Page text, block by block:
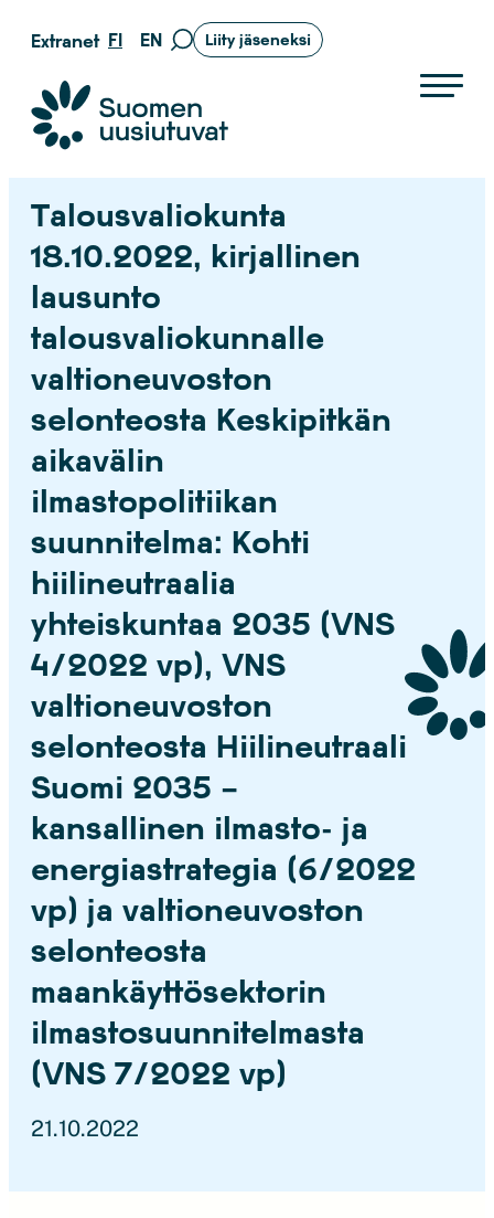
Siirry
sisältöön
Extranet FI EN
Siirry
Liity jäseneksi
Suomen uusiutuvat ry
Talousvaliokunta
18.10.2022, kirjallinen
lausunto
talousvaliokunnalle
valtioneuvoston
selonteosta Keskipitkän
aikavälin
ilmastopolitiikan
suunnitelma: Kohti
hiilineutraalia
yhteiskuntaa 2035 (VNS
4/2022 vp), VNS
valtioneuvoston
selonteosta Hiilineutraali
Suomi 2035 –
kansallinen ilmasto- ja
energiastrategia (6/2022
vp) ja valtioneuvoston
selonteosta
maankäyttösektorin
ilmastosuunnitelmasta
(VNS 7/2022 vp)
21.10.2022